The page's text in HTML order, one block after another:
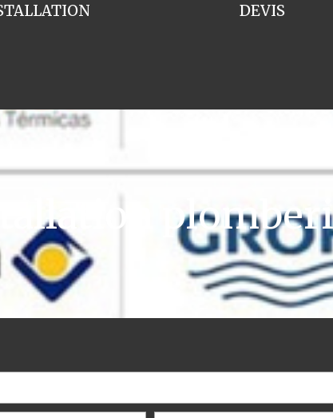
DEVIS